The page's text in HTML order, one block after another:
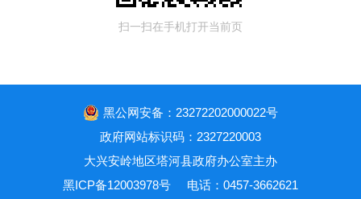
扫一扫在手机打开当前页
黑公网安备：23272202000022号
政府网站标识码：2327220003
大兴安岭地区塔河县政府办公室主办
黑ICP备12003978号
电话：0457-3662621